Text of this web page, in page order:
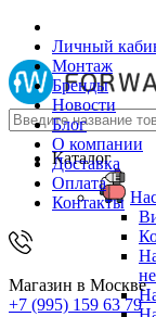
Личный
Монтаж
Бренды
Новости
Блог
О компании
Доставка
Оплата
Контакты
Магазин в Москве
+7 (995) 159 63 79
Каталог